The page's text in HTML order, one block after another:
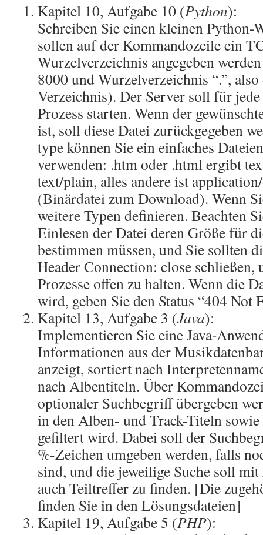
Kapitel 10, Aufgabe 10 (Python):
Schreiben Sie einen kleinen Python-
sollen auf der Kommandozeile ein
Wurzelverzeichnis angegeben
8000 und Wurzelverzeichnis “.”,
Verzeichnis). Der Server soll für
Prozess starten. Wenn der
ist, soll diese Datei zurückgegeben
type können Sie ein einfaches
verwenden: .htm oder .html ergibt
text/plain, alles andere ist
(Binärdatei zum Download). Wenn
weitere Typen definieren. Beachten
Einlesen der Datei deren Größe für
bestimmen müssen, und Sie sollten
Header Connection: close schließen,
Prozesse offen zu halten. Wenn die
wird, geben Sie den Status “404 Not
Kapitel 13, Aufgabe 3 (Java):
Implementieren Sie eine Java-
Informationen aus der
anzeigt, sortiert nach
nach Albentiteln. Über
optionaler Suchbegriff übergeben
in den Alben- und Track-Titeln
gefiltert wird. Dabei soll der
%-Zeichen umgeben werden, falls
sind, und die jeweilige Suche soll
auch Teiltreffer zu finden. [Die
finden Sie in den Lösungsdateien]
Kapitel 19, Aufgabe 5 (PHP):